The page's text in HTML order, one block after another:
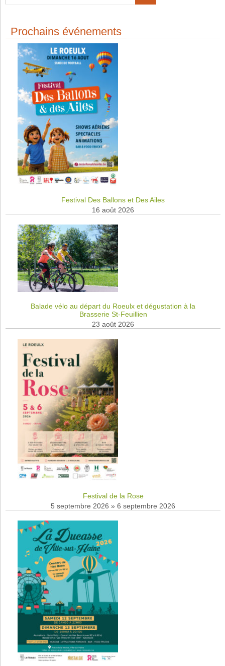
Prochains événements
Festival Des Ballons et Des Ailes
16 août 2026
Balade vélo au départ du Roeulx et dégustation à la
Brasserie St-Feuillien
23 août 2026
Festival de la Rose
5 septembre 2026 » 6 septembre 2026